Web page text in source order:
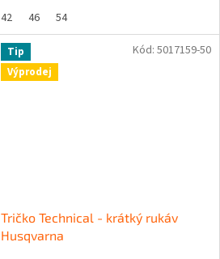
42 46 54
Tip
Výprodej
Tričko Technical - krátký rukáv
Husqvarna
Kód: 5017159-50